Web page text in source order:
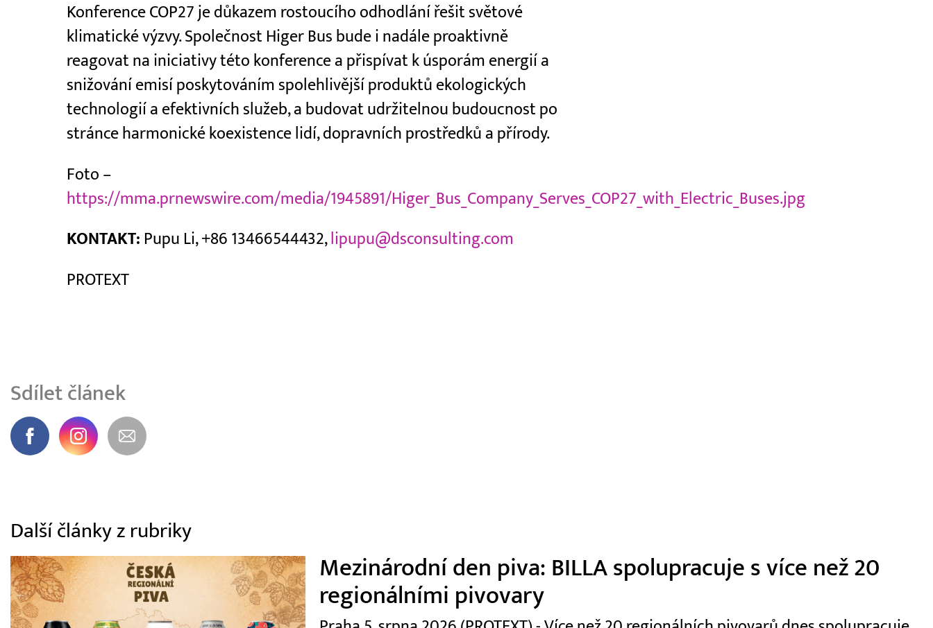
Konference COP27 je důkazem rostoucího odhodlání řešit světové
klimatické výzvy. Společnost Higer Bus bude i nadále proaktivně
reagovat na iniciativy této konference a přispívat k úsporám energií a
snižování emisí poskytováním spolehlivější produktů ekologických
technologií a efektivních služeb, a budovat udržitelnou budoucnost po
stránce harmonické koexistence lidí, dopravních prostředků a přírody.
Foto –
https://mma.prnewswire.com/media/1945891/Higer_Bus_Company_Serves_COP27_with_Electric_Buses.jpg
KONTAKT: Pupu Li, +86 13466544432,lipupu@dsconsulting.com
PROTEXT
Sdílet článek
Další články z rubriky
Mezinárodní den piva: BILLA spolupracuje s více než 20
regionálními pivovary